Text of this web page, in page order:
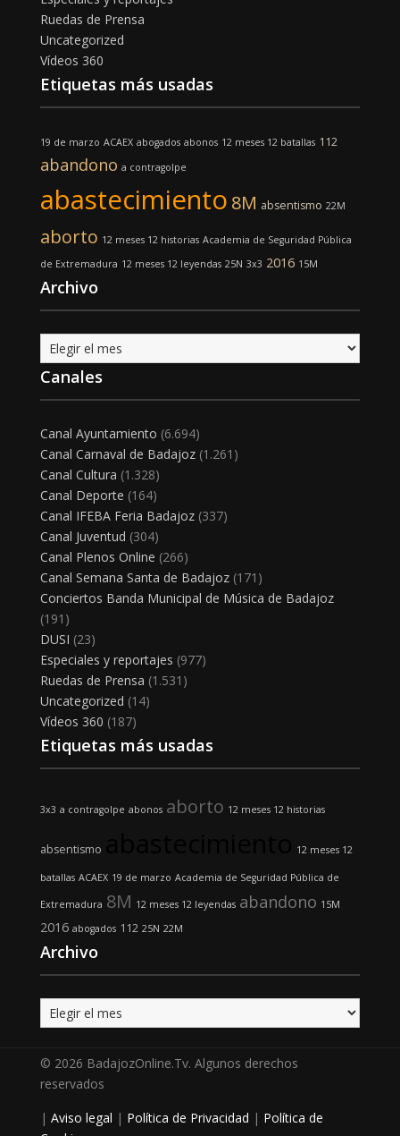
Ruedas de Prensa
Uncategorized
Vídeos 360
Etiquetas más usadas
19 de marzo ACAEX abogados abonos 12 meses 12 batallas 112
abandono a contragolpe
abastecimiento 8M absentismo 22M
aborto 12 meses 12 historias Academia de Seguridad Pública
de Extremadura 12 meses 12 leyendas 25N 3x3 2016 15M
Archivo
Archivo
Canales
Canal Ayuntamiento (6.694)
Canal Carnaval de Badajoz(1.261)
Canal Cultura (1.328)
Canal Deporte (164)
Canal IFEBA Feria Badajoz(337)
Canal Juventud (304)
Canal Plenos Online (266)
Canal Semana Santa de Badajoz(171)
Conciertos Banda Municipal de Música de Badajoz
(191)
DUSI (23)
Especiales y reportajes (977)
Ruedas de Prensa (1.531)
Uncategorized (14)
Vídeos 360 (187)
Etiquetas más usadas
3x3 a contragolpe abonos aborto 12 meses 12 historias
absentismo 12 meses 12
batallas ACAEX 19 de marzo Academia de Seguridad Pública de
Extremadura 8M 12 meses 12 leyendas abandono 15M
2016 abogados 112 25N 22M
Archivo
Archivo
© 2026 BadajozOnline.Tv. Algunos derechos
reservados
| Aviso legal | Política de Privacidad | Política de